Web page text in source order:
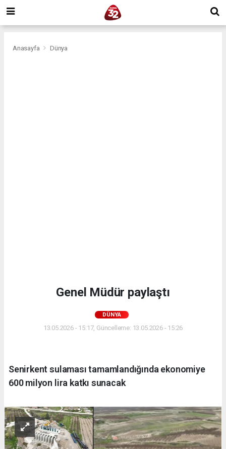
Anasayfa Dünya
Genel Müdür paylaştı
DÜNYA
13.05.2026 - 15:17, Güncelleme: 13.05.2026 - 15:26
Senirkent sulaması tamamlandığında ekonomiye
600 milyon lira katkı sunacak